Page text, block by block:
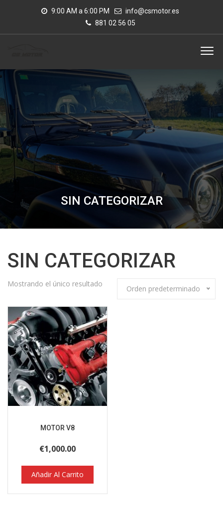
9:00 AM a 6:00 PM
info@csmotor.es
881 02 56 05
SIN CATEGORIZAR
SIN CATEGORIZAR
Mostrando el único resultado
Orden predeterminado
MOTOR V8
€1,000.00
Añadir Al Carrito